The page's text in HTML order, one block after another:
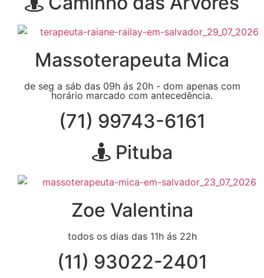
Massoterapeuta Mica
de seg a sáb das 09h ás 20h - dom apenas com
horário marcado com antecedência.
(71) 99743-6161
Pituba
Zoe Valentina
todos os dias das 11h ás 22h
(11) 93022-2401